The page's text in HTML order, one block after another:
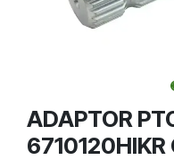
ADAPTOR
6710120HIKR